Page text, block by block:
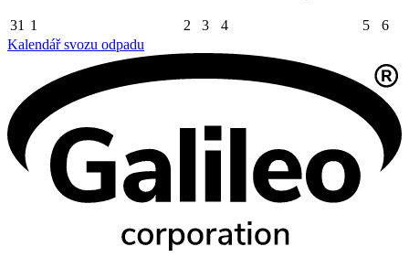
31 1 2 3 4 5
6
Kalendář svozu odpadu